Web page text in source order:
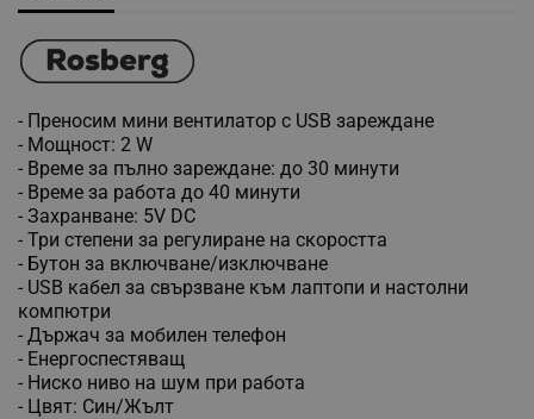
- Преносим мини вентилатор с USB зареждане
- Мощност: 2 W
- Време за пълно зареждане: до 30 минути
- Време за работа до 40 минути
- Захранване: 5V DC
- Три степени за регулиране на скоростта
- Бутон за включване/изключване
- USB кабел за свързване към лаптопи и настолни
компютри
- Държач за мобилен телефон
- Енергоспестяващ
- Ниско ниво на шум при работа
- Цвят: Син/Жълт